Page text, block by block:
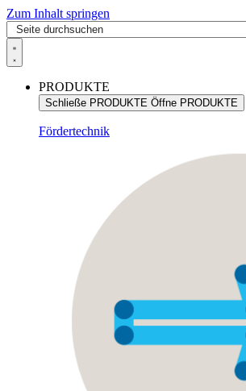
Zum Inhalt springen
PRODUKTE
Schließe PRODUKTE Öffne PRODUKTE
Fördertechnik